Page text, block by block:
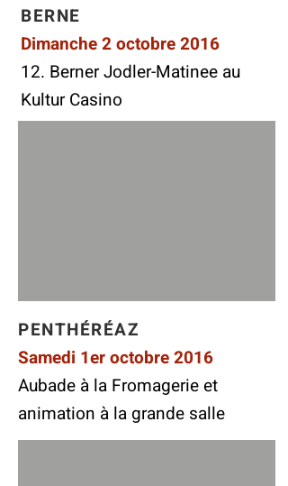
BERNE
Dimanche 2 octobre 2016
12. Berner Jodler-Matinee au
Kultur Casino
PENTHÉRÉAZ
Samedi 1er octobre 2016
Aubade à la Fromagerie et
animation à la grande salle